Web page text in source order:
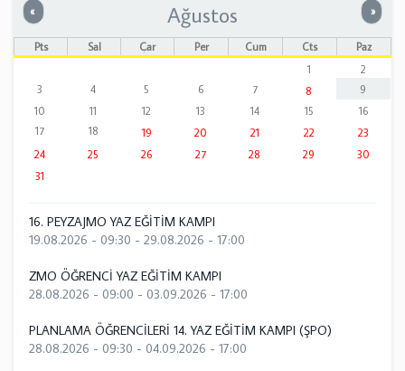
« Önceki »
Ağustos
Pts Sal Çar Per Cum Cts
Paz
1
2
3
4 5 6 7 8
9
10
11 12 13 14 15
16
17
18 19 20 21 22
23
24
25 26 27 28 29
30
31
16. PEYZAJMO YAZ EĞİTİM KAMPI
19.08.2026 - 09:30 - 29.08.2026 - 17:00
ZMO ÖĞRENCİ YAZ EĞİTİM KAMPI
28.08.2026 - 09:00 - 03.09.2026 - 17:00
PLANLAMA ÖĞRENCİLERİ 14. YAZ EĞİTİM KAMPI (ŞPO)
28.08.2026 - 09:30 - 04.09.2026 - 17:00